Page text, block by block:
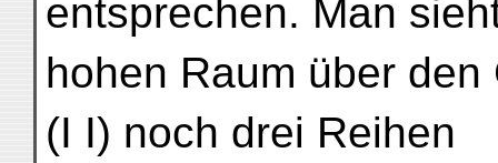
entsprechen. Man
hohen Raum über
(I I) noch drei Reihen